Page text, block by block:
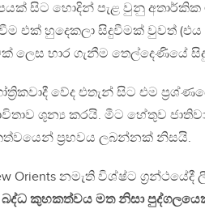
සිට හොදින් පැළ වුනු අතාර්කික
එක් හුදෙකලා සිදුවීමක් වුවත්
ලෙස භාර ගැනීම තෙල්දෙණියේ
වේද එතැන් සිට එම
ශුන්‍ය කරයි. මීට හේතුව
ප්‍රභවය ලබන්නක් නිසයි.
Orients නමැති විශ්ෂ්ට
බද්ධ කුහකත්වය මත නිසා